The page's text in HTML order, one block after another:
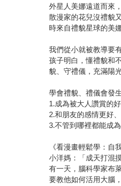
外星人美娜遠道而來
散漫家的花兒沒禮貌
時來自禮貌星球的美
我們從小就被教導要
孩子明白，懂禮貌和
貌、守禮儀，充滿陽
學會禮貌、禮儀會發
1.成為被大人讚賞的好
2.和朋友的感情更好
3.不管到哪裡都能成
《看漫畫輕鬆學：自
小洋媽：「成天打混
有一天，腦科學家布
要教他如何活用大腦